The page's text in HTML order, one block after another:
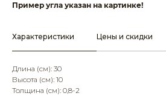
Пример угла указан на картинке!
Характеристики Цены и скидки
Длина (см): 30
Высота (см): 10
Толщина (см): 0,8-2